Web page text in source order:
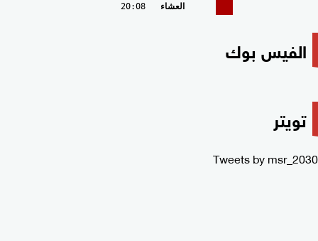
العشاء
20:08
الفيس بوك
تويتر
Tweets by msr_2030